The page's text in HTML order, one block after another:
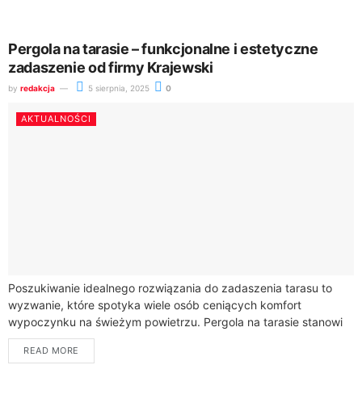
Pergola na tarasie – funkcjonalne i estetyczne
zadaszenie od firmy Krajewski
by redakcja 5 sierpnia, 2025 0
AKTUALNOŚCI
Poszukiwanie idealnego rozwiązania do zadaszenia tarasu to
wyzwanie, które spotyka wiele osób ceniących komfort
wypoczynku na świeżym powietrzu. Pergola na tarasie stanowi
doskonałe połączenie estetyki i funkcjonalności, która umożliwia
korzystanie...
READ MORE